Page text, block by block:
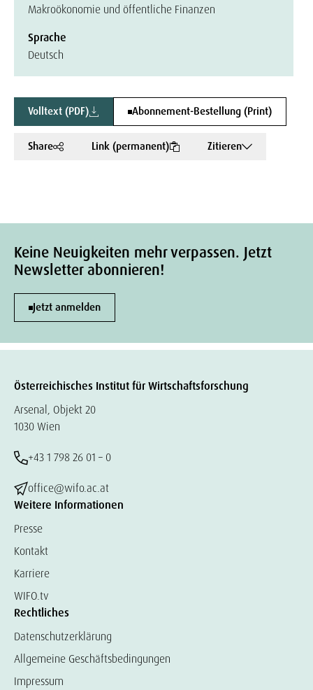
Makroökonomie und öffentliche Finanzen
Sprache
Deutsch
Volltext (PDF) Abonnement-Bestellung (Print)
Share Link (permanent) Zitieren
Keine Neuigkeiten mehr verpassen. Jetzt
Newsletter abonnieren!
Jetzt anmelden
Österreichisches Institut für Wirtschaftsforschung
Arsenal, Objekt 20
1030 Wien
+43 1 798 26 01 – 0
office@wifo.ac.at
Weitere Informationen
Presse
Kontakt
Karriere
WIFO.tv
Rechtliches
Datenschutzerklärung
Allgemeine Geschäftsbedingungen
Impressum